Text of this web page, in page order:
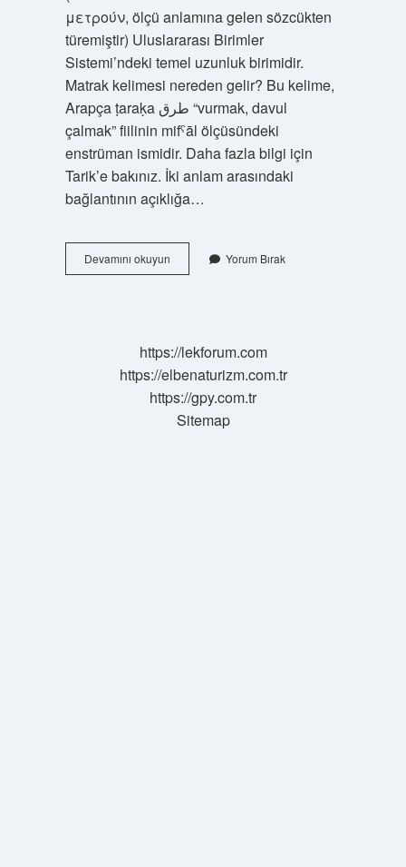
μετρούν, ölçü anlamına gelen sözcükten
türemiştir) Uluslararası Birimler
Sistemi’ndeki temel uzunluk birimidir.
Matrak kelimesi nereden gelir? Bu kelime,
Arapça ṭaraḳa طرق “vurmak, davul
çalmak” fiilinin mifˁāl ölçüsündeki
enstrüman ismidir. Daha fazla bilgi için
Tarik’e bakınız. İki anlam arasındaki
bağlantının açıklığa…
Devamını okuyunMatrak
Hangi
Yorum Bırak
https://lekforum.com
https://elbenaturizm.com.tr
https://gpy.com.tr
Sitemap